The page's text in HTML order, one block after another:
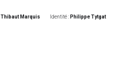
Thibaut Marquis Identité : Philippe Tytgat